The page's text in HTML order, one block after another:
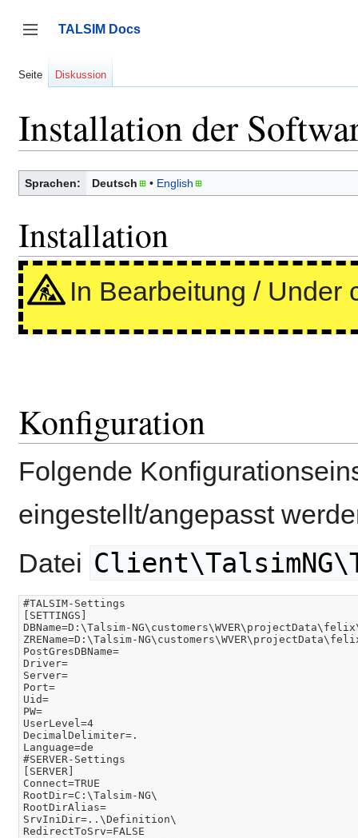
springen
Seitenleiste umschalten
TALSIM Docs
Seite Diskussion
Installation der
Sprachen: Deutsch English
Installation
In Bearbeitung / Under
Konfiguration
Folgende
eingestellt/angepasst
Datei
#TALSIM-Settings
[SETTINGS]
DBName=D:\Talsim-
ZREName=D:\Talsim-
PostGresDBName=
Driver=
Server=
Port=
Uid=
PW=
UserLevel=4
DecimalDelimiter=.
Language=de
#SERVER-Settings
[SERVER]
Connect=TRUE
RootDir=C:\Talsim-NG\
RootDirAlias=
SrvIniDir=..\Definition\
RedirectToSrv=FALSE